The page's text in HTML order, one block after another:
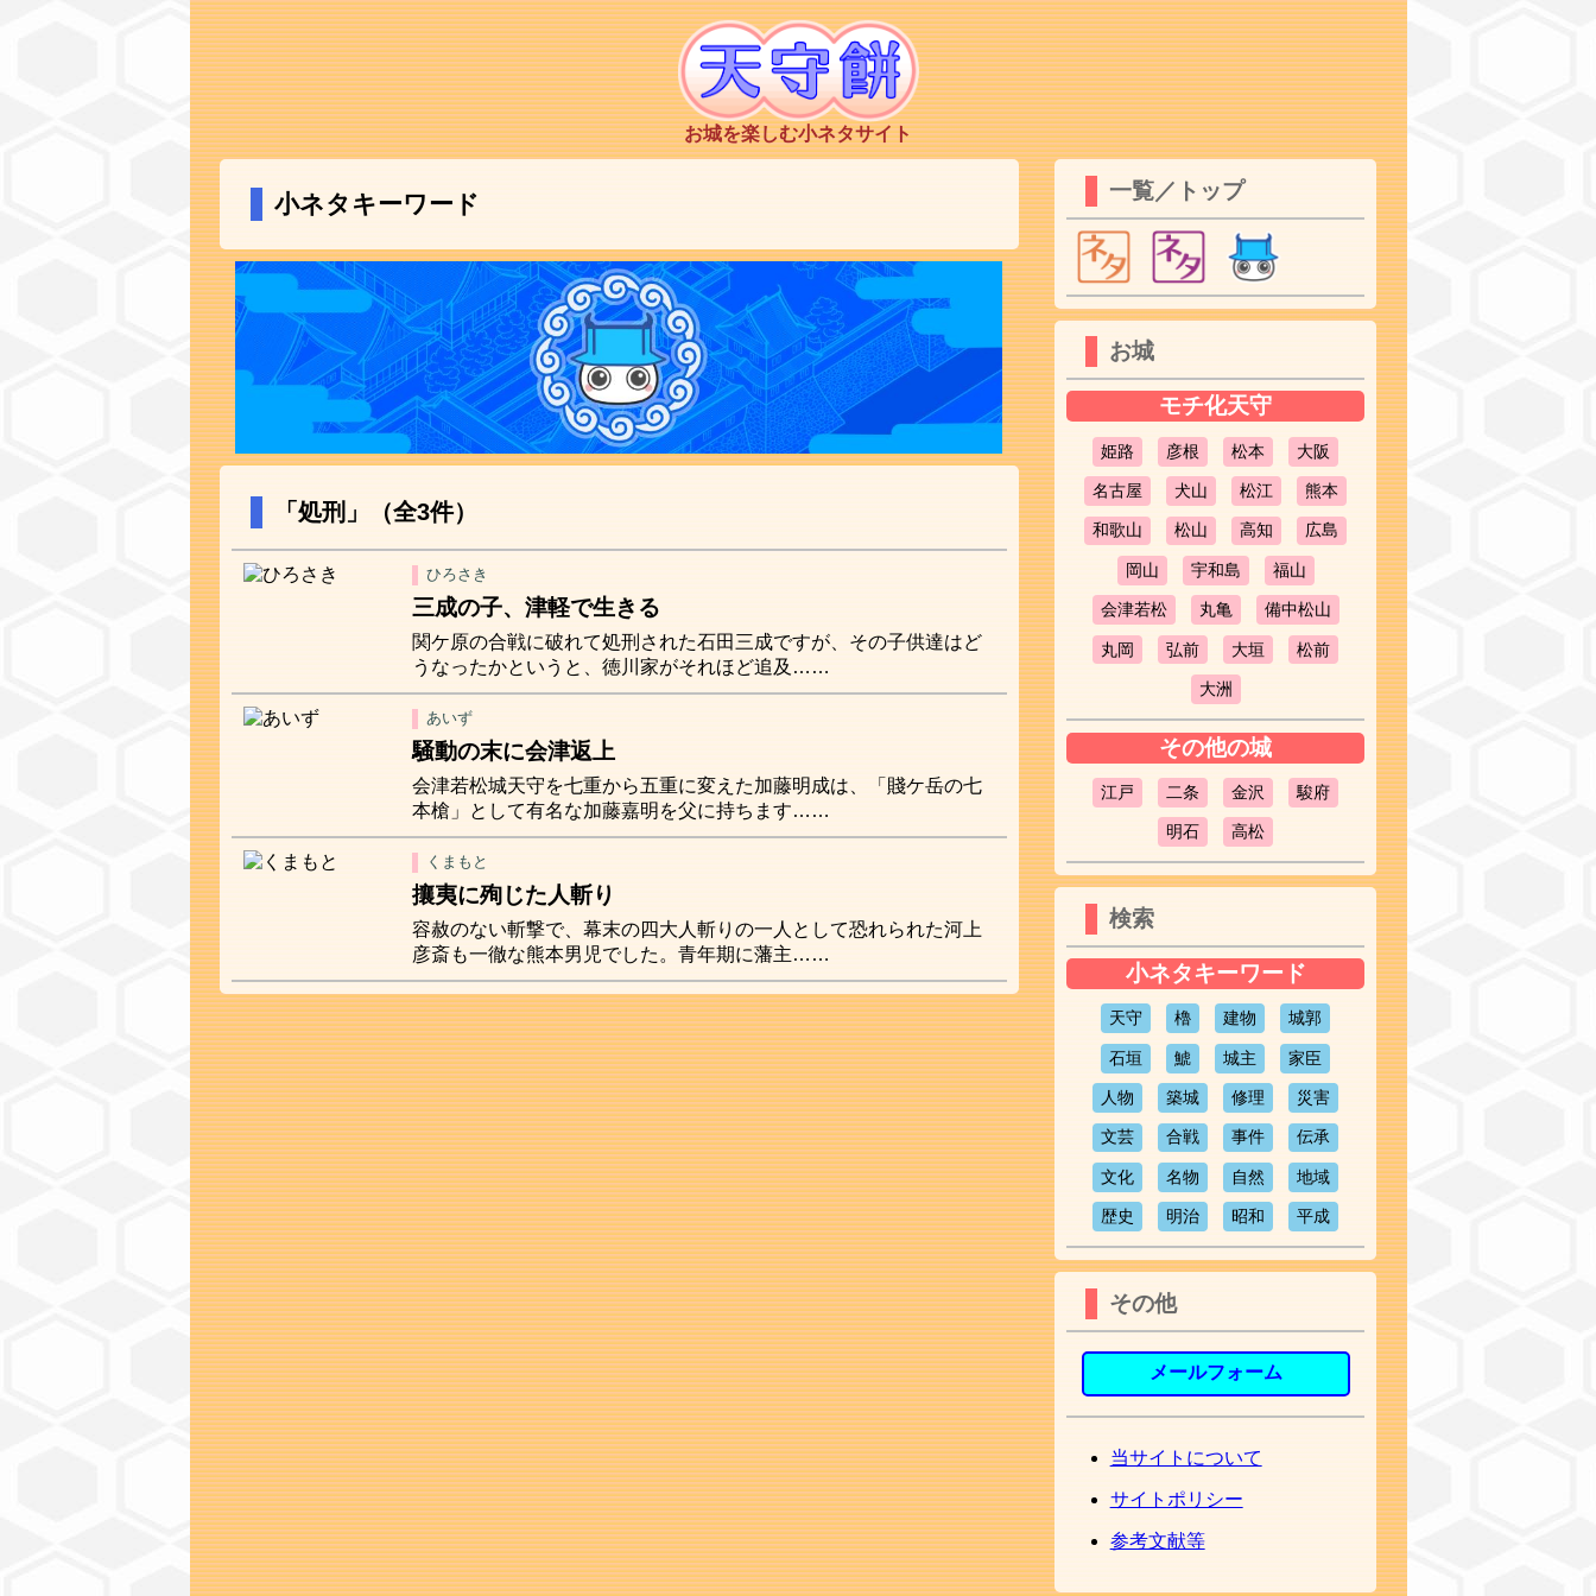
お城を楽しむ小ネタサイト
小ネタキーワード
「処刑」（全3件）
ひろさき
三成の子、津軽で生きる
関ケ原の合戦に破れて処刑された石田三成ですが、その子供達はど
うなったかというと、徳川家がそれほど追及……
あいず
騒動の末に会津返上
会津若松城天守を七重から五重に変えた加藤明成は、「賤ケ岳の七
本槍」として有名な加藤嘉明を父に持ちます……
くまもと
攘夷に殉じた人斬り
容赦のない斬撃で、幕末の四大人斬りの一人として恐れられた河上
彦斎も一徹な熊本男児でした。青年期に藩主……
一覧／トップ
お城
モチ化天守
姫路 彦根 松本 大阪
名古屋 犬山 松江 熊本
和歌山 松山 高知 広島
岡山 宇和島 福山
会津若松 丸亀 備中松山
丸岡 弘前 大垣 松前
大洲
その他の城
江戸 二条 金沢 駿府
明石 高松
検索
小ネタキーワード
天守 櫓 建物 城郭
石垣 鯱 城主 家臣
人物 築城 修理 災害
文芸 合戦 事件 伝承
文化 名物 自然 地域
歴史 明治 昭和 平成
その他
メールフォーム
当サイトについて
サイトポリシー
参考文献等